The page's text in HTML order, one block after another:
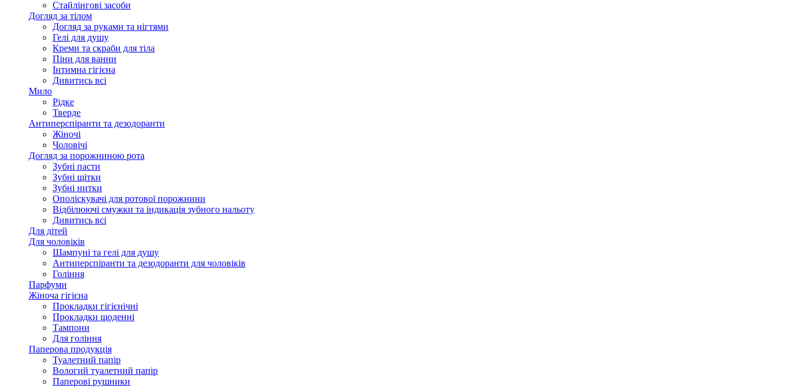
Стайлінгові засоби
Догляд за тілом
Догляд за руками та нігтями
Гелі для душу
Креми та скраби для тіла
Піни для ванни
Інтимна гігієна
Дивитись всі
Мило
Рідке
Тверде
Антиперспіранти та дезодоранти
Жіночі
Чоловічі
Догляд за порожниною рота
Зубні пасти
Зубні щітки
Зубні нитки
Ополіскувачі для ротової порожнини
Відбілюючі смужки та індикація зубного нальоту
Дивитись всі
Для дітей
Для чоловіків
Шампуні та гелі для душу
Антиперспіранти та дезодоранти для чоловіків
Гоління
Парфуми
Жіноча гігієна
Прокладки гігієнічні
Прокладки щоденні
Тампони
Для гоління
Паперова продукція
Туалетний папір
Вологий туалетний папір
Паперові рушники